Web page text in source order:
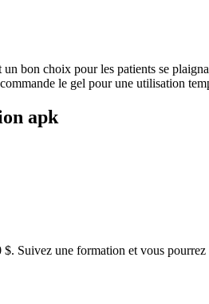
bon choix pour les patients se
le gel pour une utilisation
apk
Suivez une formation et vous pourrez